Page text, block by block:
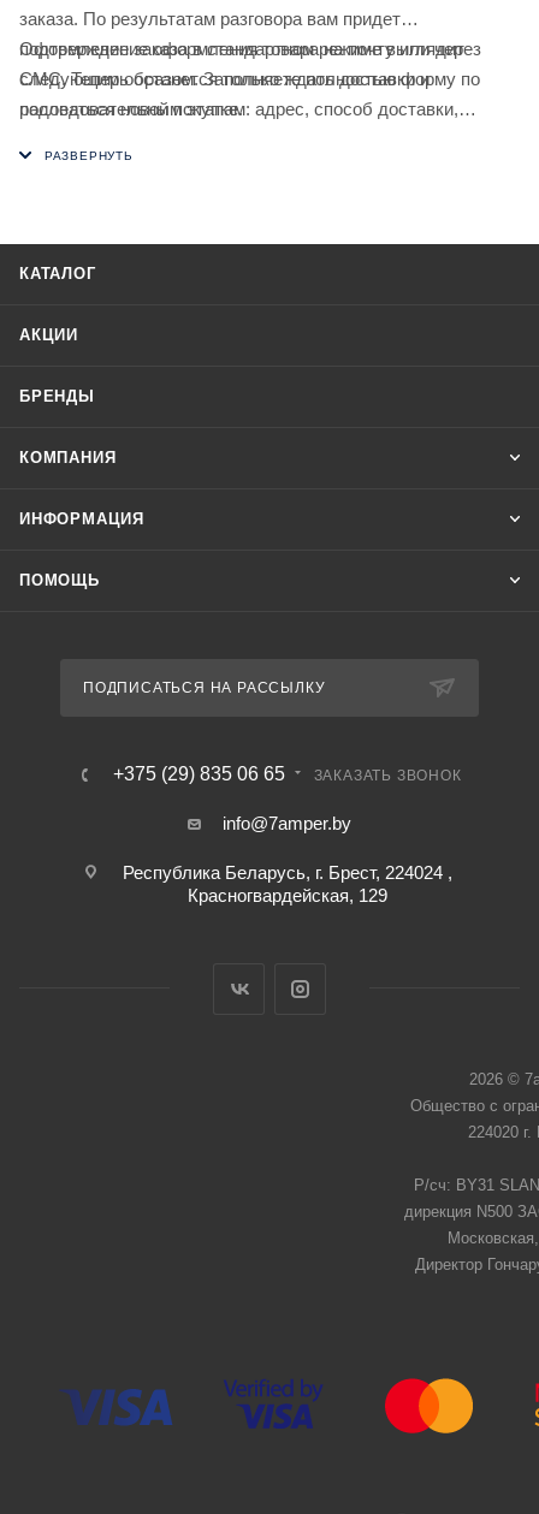
заказа. По результатам разговора вам придет
подтверждение оформления товара на почту или через
СМС. Теперь останется только ждать доставки и
радоваться новой покупке.
Оформление заказа в стандартном режиме выглядит
следующим образом. Заполняете полностью форму по
последовательным этапам: адрес, способ доставки,
КАТАЛОГ
АКЦИИ
БРЕНДЫ
КОМПАНИЯ
ИНФОРМАЦИЯ
ПОМОЩЬ
ПОДПИСАТЬСЯ НА РАССЫЛКУ
+375 (29) 835 06 65 ЗАКАЗАТЬ ЗВОНОК
info@7amper.by
Республика Беларусь, г. Брест, 224024 ,
Красногвардейская, 129
2026 ©
Общество с
224020
Р/сч: BY31
дирекция N500
Директор